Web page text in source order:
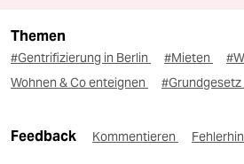
Themen
#Gentrifizierung in Berlin #Mieten
Wohnen & Co enteignen
#Grundgesetz
Feedback Kommentieren